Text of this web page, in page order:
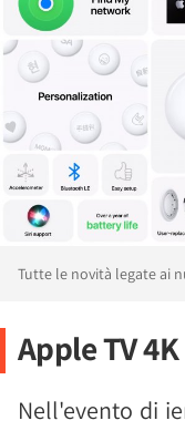
Tutte le novità legate ai
Apple TV 4K
Nell'evento di